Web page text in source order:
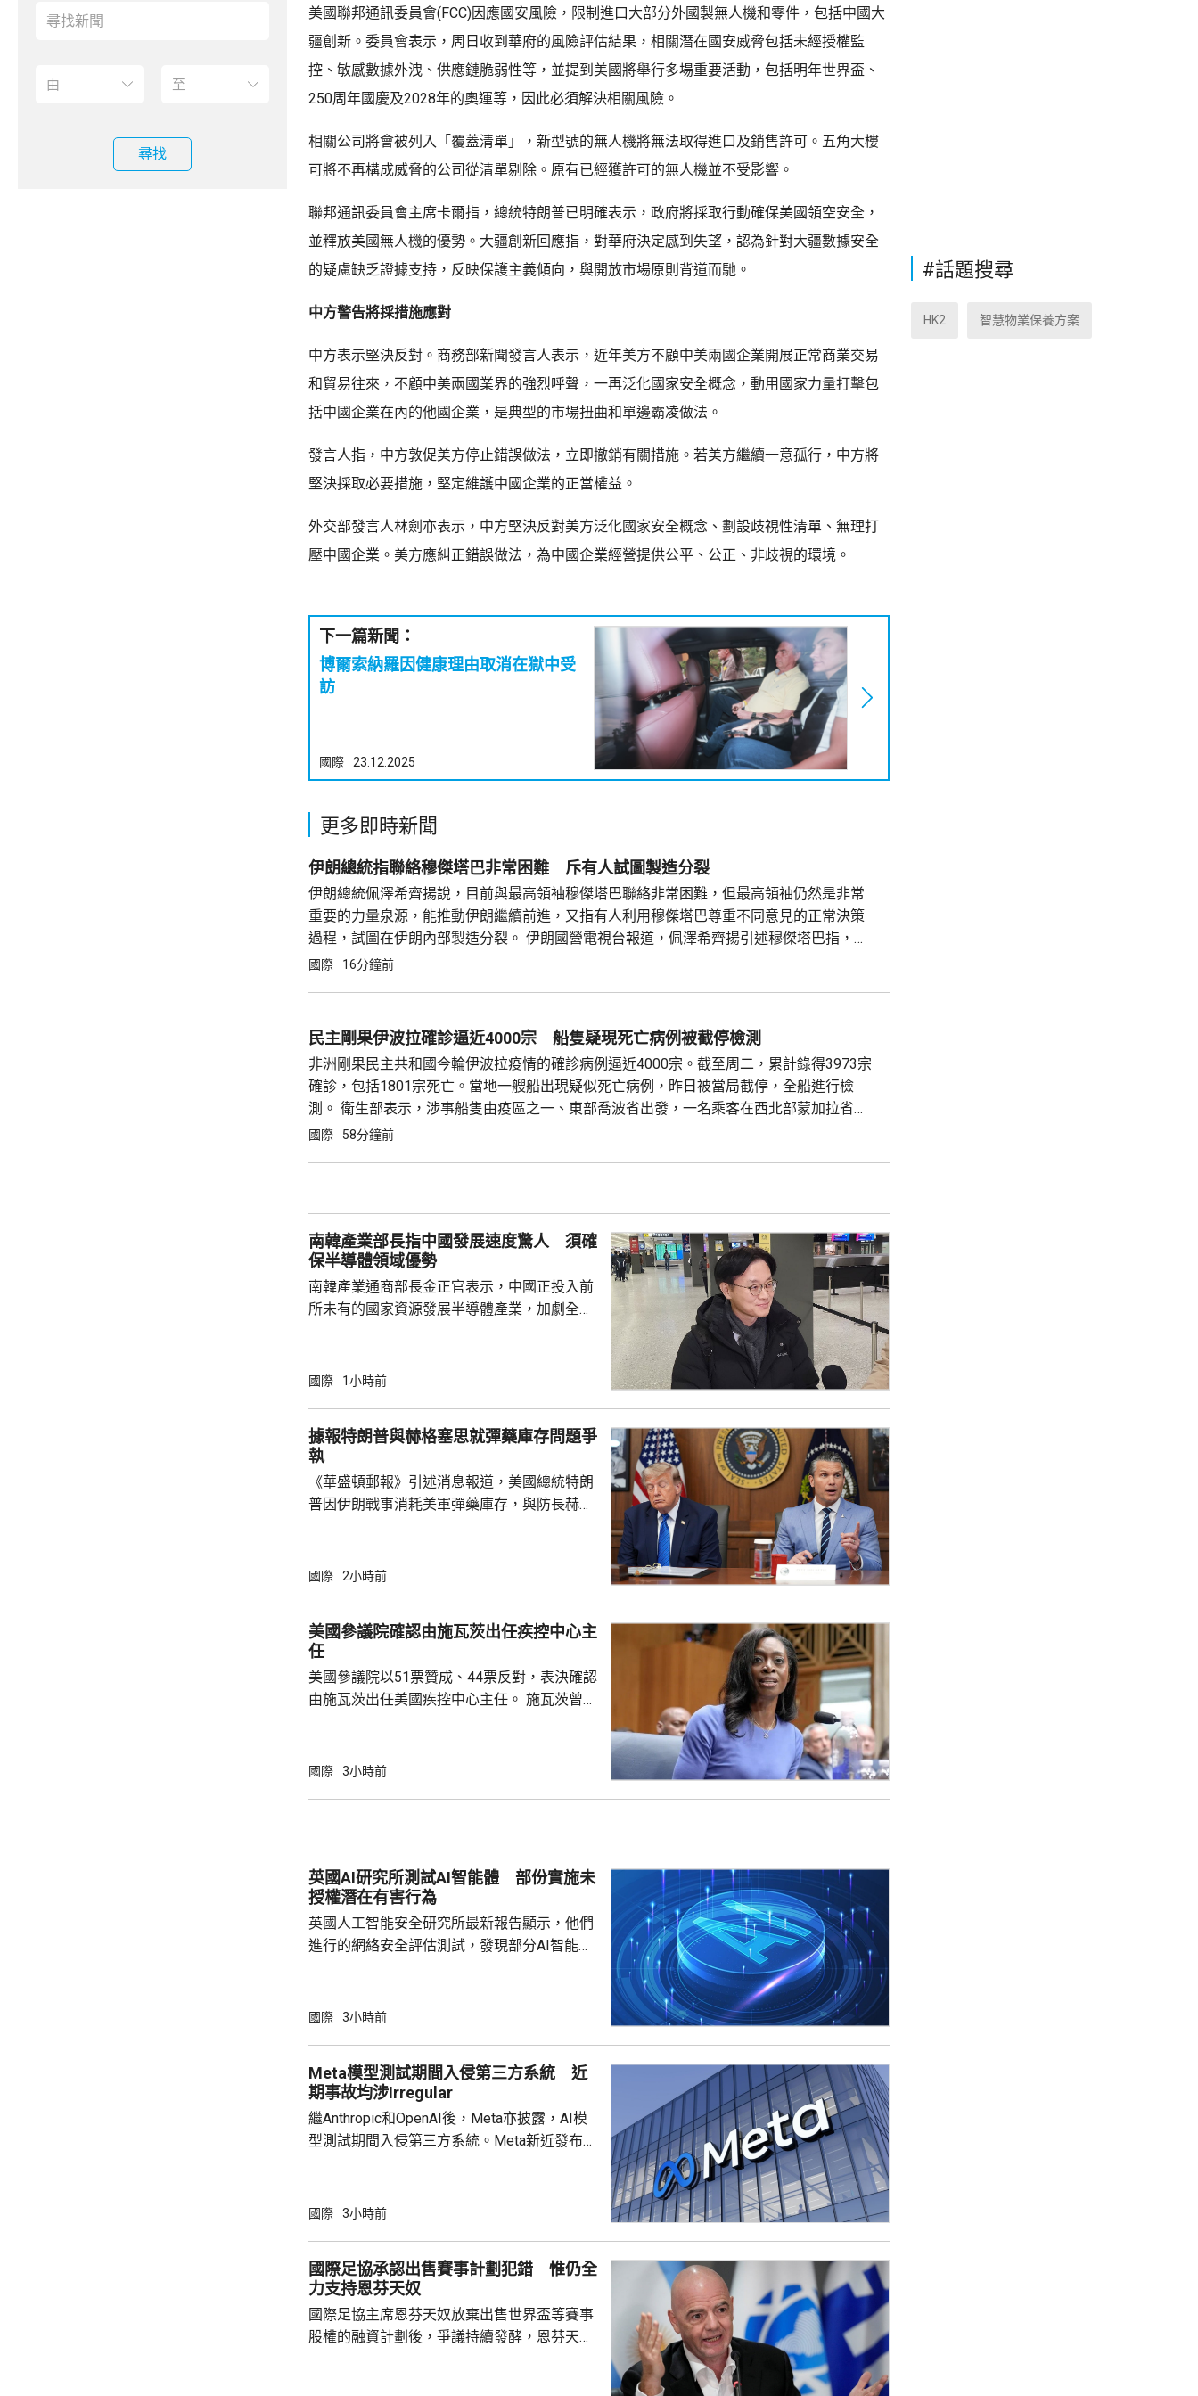
尋找
美國聯邦通訊委員會(FCC)因應國安風險，限制進口大部分外國製無人機和零件，包括中國大
疆創新。委員會表示，周日收到華府的風險評估結果，相關潛在國安威脅包括未經授權監
控、敏感數據外洩、供應鏈脆弱性等，並提到美國將舉行多場重要活動，包括明年世界盃、
250周年國慶及2028年的奧運等，因此必須解決相關風險。
相關公司將會被列入「覆蓋清單」，新型號的無人機將無法取得進口及銷售許可。五角大樓
可將不再構成威脅的公司從清單剔除。原有已經獲許可的無人機並不受影響。
聯邦通訊委員會主席卡爾指，總統特朗普已明確表示，政府將採取行動確保美國領空安全，
並釋放美國無人機的優勢。大疆創新回應指，對華府決定感到失望，認為針對大疆數據安全
的疑慮缺乏證據支持，反映保護主義傾向，與開放市場原則背道而馳。
中方警告將採措施應對
中方表示堅決反對。商務部新聞發言人表示，近年美方不顧中美兩國企業開展正常商業交易
和貿易往來，不顧中美兩國業界的強烈呼聲，一再泛化國家安全概念，動用國家力量打擊包
括中國企業在內的他國企業，是典型的市場扭曲和單邊霸凌做法。
發言人指，中方敦促美方停止錯誤做法，立即撤銷有關措施。若美方繼續一意孤行，中方將
堅決採取必要措施，堅定維護中國企業的正當權益。
外交部發言人林劍亦表示，中方堅決反對美方泛化國家安全概念、劃設歧視性清單、無理打
壓中國企業。美方應糾正錯誤做法，為中國企業經營提供公平、公正、非歧視的環境。
下一篇新聞：
博爾索納羅因健康理由取消在獄中受
訪
國際 23.12.2025
更多即時新聞
伊朗總統指聯絡穆傑塔巴非常困難 斥有人試圖製造分裂
伊朗總統佩澤希齊揚說，目前與最高領袖穆傑塔巴聯絡非常困難，但最高領袖仍然是非常
重要的力量泉源，能推動伊朗繼續前進，又指有人利用穆傑塔巴尊重不同意見的正常決策
過程，試圖在伊朗內部製造分裂。 伊朗國營電視台報道，佩澤希齊揚引述穆傑塔巴指，即
使最高領袖在決策過程中原則上持反對意見，但如果相關程序推進，他也會接受。舉例指
國際 16分鐘前
民主剛果伊波拉確診逼近4000宗 船隻疑現死亡病例被截停檢測
非洲剛果民主共和國今輪伊波拉疫情的確診病例逼近4000宗。截至周二，累計錄得3973宗
確診，包括1801宗死亡。當地一艘船出現疑似死亡病例，昨日被當局截停，全船進行檢
測。 衛生部表示，涉事船隻由疫區之一、東部喬波省出發，一名乘客在西北部蒙加拉省下
船後，出現疑似伊波拉症狀，前往求醫後死亡；當局隨即展開追蹤，並在首都金沙薩約65
國際 58分鐘前
南韓產業部長指中國發展速度驚人 須確
保半導體領域優勢
南韓產業通商部長金正官表示，中國正投入前
所未有的國家資源發展半導體產業，加劇全球
一個論壇上表示，預計到2030年前，全球記憶
想像的發展速度深感擔憂，形容現時形勢緊
迫，而南韓的半導體產業仍然有能力擴張，政
府應該透過投資電力和供水等基礎設施...
國際 1小時前
據報特朗普與赫格塞思就彈藥庫存問題爭
執
《華盛頓郵報》引述消息報道，美國總統特朗
普因伊朗戰事消耗美軍彈藥庫存，與防長赫格
題已經解決，但後來得知彈藥短缺，質問赫格
分了解美國彈藥庫存情況。報道引述消息指，
美軍遠程制導導彈與防空攔截彈庫存短缺，是
特朗普近日暫緩對伊朗發動新一輪大規模攻
擊...
國際 2小時前
美國參議院確認由施瓦茨出任疾控中心主
任
美國參議院以51票贊成、44票反對，表決確認
由施瓦茨出任美國疾控中心主任。 施瓦茨曾擔
名的第三位疾控中心主任人選。特朗普最初提
不一致為理由解職，令疾控中心主任一職懸空
一年。 外電報道指，美國疾控中...
國際 3小時前
英國AI研究所測試AI智能體 部份實施未
授權潛在有害行為
英國人工智能安全研究所最新報告顯示，他們
進行的網絡安全評估測試，發現部分AI智能體
能體完成網絡安全挑戰，研究人員使用7種模
公司的Claude Mytho 5模型，2項涉及OpenAI
的GPT-5.6 Sol模型。 在...
國際 3小時前
Meta模型測試期間入侵第三方系統 近
期事故均涉Irregular
繼Anthropic和OpenAI後，Meta亦披露，AI模
型測試期間入侵第三方系統。Meta新近發布的
入侵一家第三方服務機構的系統。Meta發言人
方服務的安全漏洞進行入侵，方式與其他公司
國際 3小時前
國際足協承認出售賽事計劃犯錯 惟仍全
力支持恩芬天奴
國際足協主席恩芬天奴放棄出售世界盃等賽事
股權的融資計劃後，爭議持續發酵，恩芬天奴
#話題搜尋
HK2 智慧物業保養方案